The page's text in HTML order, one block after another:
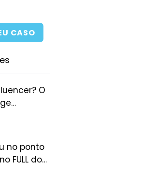
CASO
O
Sem
no ponto
FULL do